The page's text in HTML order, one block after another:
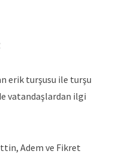
erik turşusu ile turşu
vatandaşlardan ilgi
Adem ve Fikret